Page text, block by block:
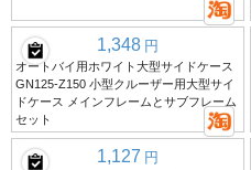
1,348 円
オートバイ用ホワイト大型サイドケース
GN125-Z150 小型クルーザー用大型サイ
ドケース メインフレームとサブフレーム
セット
1,127 円